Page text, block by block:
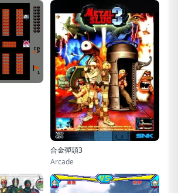
合金彈頭3
Arcade